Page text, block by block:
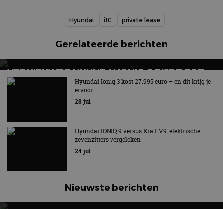
Hyundai i10 private lease
Gerelateerde berichten
VERNIEUWDE HYUNDAI IONIQ 6 RIJDT TOT
680 KILOMETER EN WORDT GOEDKOPER
Keuze uit twee accupakketten
Hyundai Ioniq 3 kost 27.995 euro – en dit krijg je
ervoor
28 jul
Hyundai IONIQ 9 versus Kia EV9: elektrische
zevenzitters vergeleken
24 jul
Nieuwste berichten